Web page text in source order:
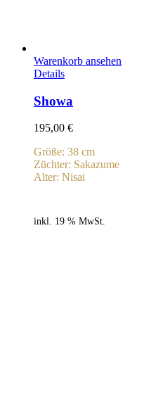
Warenkorb ansehen
Details
Showa
195,00 €
Größe: 38 cm
Züchter: Sakazume
Alter: Nisai
inkl. 19 % MwSt.